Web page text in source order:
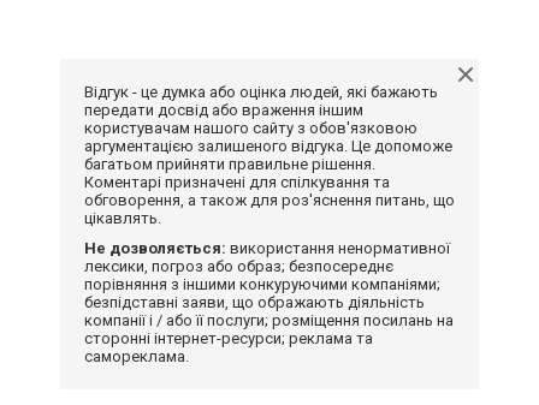
Відгук - це думка або оцінка людей, які бажають
передати досвід або враження іншим
користувачам нашого сайту з обов'язковою
аргументацією залишеного відгука. Це допоможе
багатьом прийняти правильне рішення.
Коментарі призначені для спілкування та
обговорення, а також для роз'яснення питань, що
цікавлять.
Не дозволяється: використання ненормативної
лексики, погроз або образ; безпосереднє
порівняння з іншими конкуруючими компаніями;
безпідставні заяви, що ображають діяльність
компанії і / або її послуги; розміщення посилань на
сторонні інтернет-ресурси; реклама та
самореклама.